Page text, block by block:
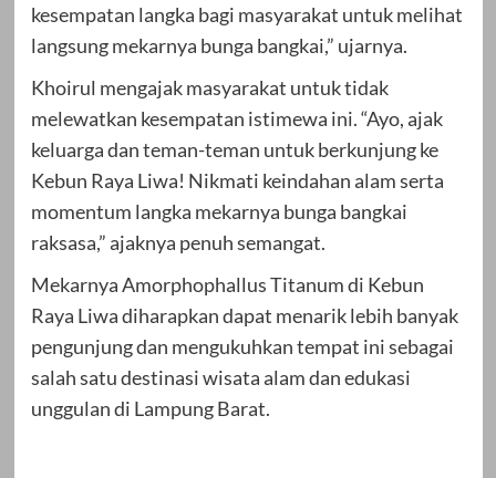
kesempatan langka bagi masyarakat untuk melihat
langsung mekarnya bunga bangkai,” ujarnya.
Khoirul mengajak masyarakat untuk tidak
melewatkan kesempatan istimewa ini. “Ayo, ajak
keluarga dan teman-teman untuk berkunjung ke
Kebun Raya Liwa! Nikmati keindahan alam serta
momentum langka mekarnya bunga bangkai
raksasa,” ajaknya penuh semangat.
Mekarnya Amorphophallus Titanum di Kebun
Raya Liwa diharapkan dapat menarik lebih banyak
pengunjung dan mengukuhkan tempat ini sebagai
salah satu destinasi wisata alam dan edukasi
unggulan di Lampung Barat.